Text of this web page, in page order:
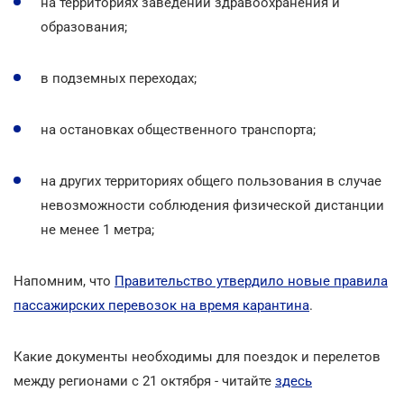
образования;
в подземных переходах;
на остановках общественного транспорта;
на других территориях общего пользования в случае
невозможности соблюдения физической дистанции
не менее 1 метра;
Напомним, что Правительство утвердило новые правила
пассажирских перевозок на время карантина.
Какие документы необходимы для поездок и перелетов
между регионами с 21 октября - читайте здесь